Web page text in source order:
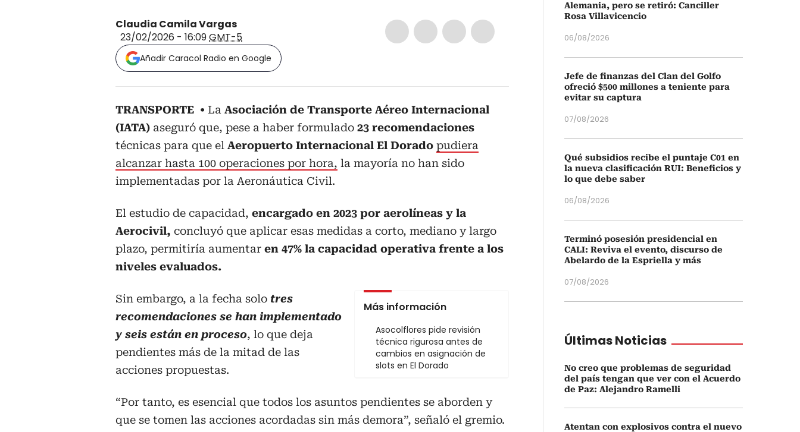
Claudia Camila Vargas
23/02/2026 - 16:09GMT-5
Añadir Caracol Radio en Google
TRANSPORTE La Asociación de Transporte Aéreo Internacional
(IATA) aseguró que, pese a haber formulado 23 recomendaciones
técnicas para que el Aeropuerto Internacional El Dorado pudiera
alcanzar hasta 100 operaciones por hora, la mayoría no han sido
implementadas por la Aeronáutica Civil.
El estudio de capacidad, encargado en 2023 por aerolíneas y la
Aerocivil, concluyó que aplicar esas medidas a corto, mediano y largo
plazo, permitiría aumentar en 47% la capacidad operativa frente a los
niveles evaluados.
Más información
Asocolflores pide revisión
técnica rigurosa antes de
cambios en asignación de
slots en El Dorado
Sin embargo, a la fecha solo tres
recomendaciones se han implementado
y seis están en proceso, lo que deja
pendientes más de la mitad de las
acciones propuestas.
“Por tanto, es esencial que todos los asuntos pendientes se aborden y
que se tomen las acciones acordadas sin más demora”, señaló el gremio.
Alemania, pero se retiró: Canciller
Rosa Villavicencio
06/08/2026
Jefe de finanzas del Clan del Golfo
ofreció $500 millones a teniente para
evitar su captura
07/08/2026
Qué subsidios recibe el puntaje C01 en
la nueva clasificación RUI: Beneficios y
lo que debe saber
06/08/2026
Terminó posesión presidencial en
CALI: Reviva el evento, discurso de
Abelardo de la Espriella y más
07/08/2026
Últimas Noticias
No creo que problemas de seguridad
del país tengan que ver con el Acuerdo
de Paz: Alejandro Ramelli
Atentan con explosivos contra el nuevo